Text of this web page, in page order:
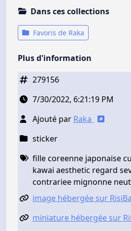
Dans ces collections
Favoris de Raka
Plus d'information
279156
7/30/2022, 6:21:19 PM
Ajouté par Raka
sticker
fille coreenne japonaise
kawai aesthetic regard
contrariee mignonne
image hébergée sur
miniature hébergée sur